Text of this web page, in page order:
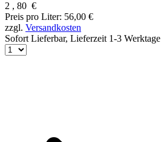
2 , 80 €
Preis pro Liter: 56,00 €
zzgl. Versandkosten
Sofort Lieferbar, Lieferzeit 1-3 Werktage